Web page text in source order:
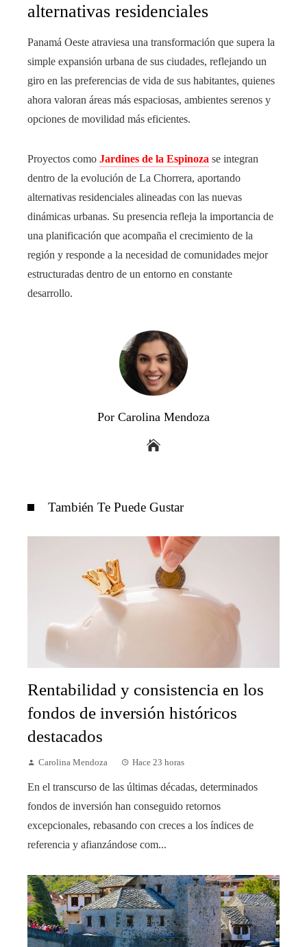
alternativas residenciales
Panamá Oeste atraviesa una transformación que supera la
simple expansión urbana de sus ciudades, reflejando un
giro en las preferencias de vida de sus habitantes, quienes
ahora valoran áreas más espaciosas, ambientes serenos y
opciones de movilidad más eficientes.
Proyectos como Jardines de la Espinoza se integran
dentro de la evolución de La Chorrera, aportando
alternativas residenciales alineadas con las nuevas
dinámicas urbanas. Su presencia refleja la importancia de
una planificación que acompaña el crecimiento de la
región y responde a la necesidad de comunidades mejor
estructuradas dentro de un entorno en constante
desarrollo.
Por Carolina Mendoza
También Te Puede Gustar
Rentabilidad y consistencia en los
fondos de inversión históricos
destacados
Carolina Mendoza Hace 23 horas
En el transcurso de las últimas décadas, determinados
fondos de inversión han conseguido retornos
excepcionales, rebasando con creces a los índices de
referencia y afianzándose com...